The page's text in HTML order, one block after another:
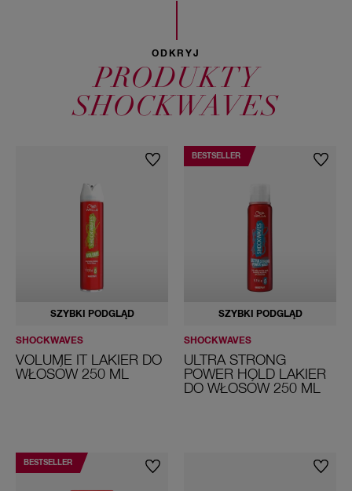
ODKRYJ
PRODUKTY
SHOCKWAVES
SZYBKI PODGLĄD
SHOCKWAVES
VOLUME IT LAKIER DO
WŁOSÓW 250 ML
BESTSELLER
SZYBKI PODGLĄD
SHOCKWAVES
ULTRA STRONG
POWER HOLD LAKIER
DO WŁOSÓW 250 ML
BESTSELLER